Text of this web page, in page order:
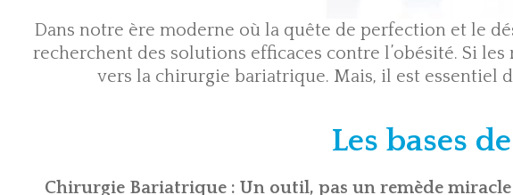
Dans notre ère moderne où la quête de perfection et le
recherchent des solutions efficaces contre l’obésité. Si
vers la chirurgie bariatrique. Mais, il est essentiel
Les bases
Chirurgie Bariatrique : Un outil, pas un remède miracle